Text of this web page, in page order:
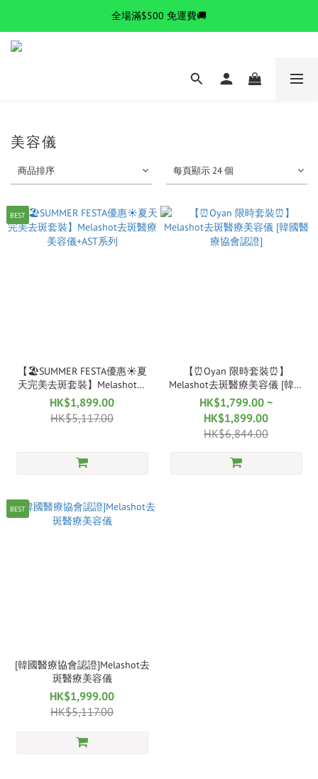
✨逆齡秘訣✨ 金絲拉提套組熱賣中
全場滿$500 免運費🚚
美容儀
商品排序 每頁顯示 24 個
BEST
【🏖SUMMER FESTA優惠☀️夏
天完美去斑套裝】Melashot去
斑醫療美容儀+AST系列
HK$1,899.00
HK$5,117.00
【⏰Oyan 限時套裝⏰】
Melashot去斑醫療美容儀 [韓國
醫療協會認證]
HK$1,799.00 ~
HK$1,899.00
HK$6,844.00
BEST
[韓國醫療協會認證]Melashot去
斑醫療美容儀
HK$1,999.00
HK$5,117.00